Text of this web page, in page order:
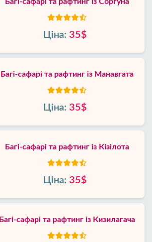
Ціна: 35$
Багі-сафарі та рафтинг із Манавгата
Ціна: 35$
Багі-сафарі та рафтинг із Кізілота
Ціна: 35$
Багі-сафарі та рафтинг із Кизилагача